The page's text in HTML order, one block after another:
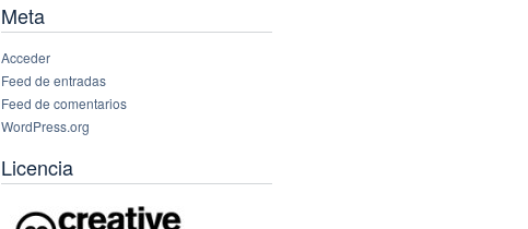
Meta
Acceder
Feed de entradas
Feed de comentarios
WordPress.org
Licencia